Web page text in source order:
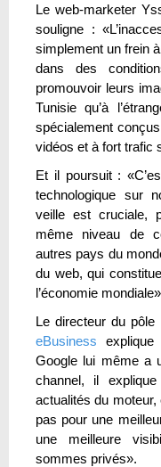
Le web-marketer
souligne :
simplement un frein
dans des
promouvoir leurs
Tunisie qu’à
spécialement
vidéos et à fort trafic
Et il poursuit :
technologique sur
veille est cruciale,
même niveau de
autres pays du
du web, qui
l’économie
Le directeur du
eBusiness explique
Google lui même a
channel, il
actualités du
pas pour une
une meilleure
sommes privés».